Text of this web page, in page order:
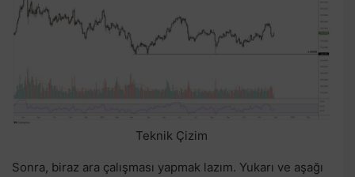
Teknik Çizim
Sonra, biraz ara çalışması yapmak lazım. Yukarı ve aşağı